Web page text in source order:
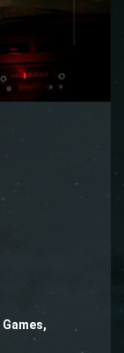
Games,